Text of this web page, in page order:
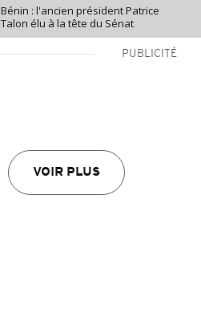
Bénin : l'ancien président Patrice
Talon élu à la tête du Sénat
PUBLICITÉ
VOIR PLUS